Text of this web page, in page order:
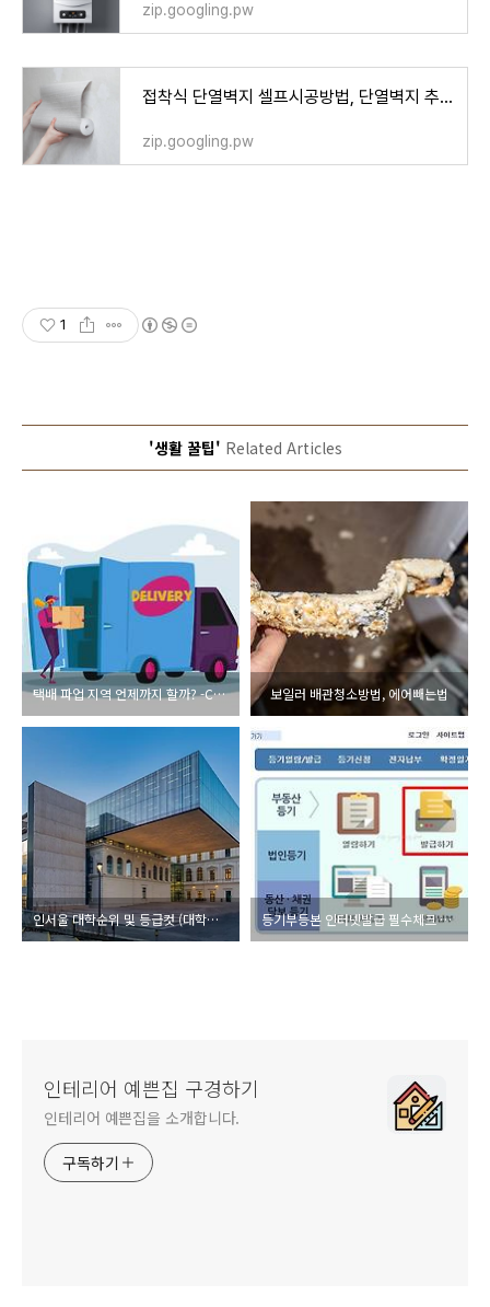
zip.googling.pw
접착식 단열벽지 셀프시공방법, 단열벽지 추천
zip.googling.pw
1
'생활 꿀팁' Related Articles
택배 파업 지역 언제까지 할까? -CJ대한통운 보일러 배관청소방법, 에어빼는법
인서울 대학순위 및 등급컷 (대학교 순위) 등기부등본 인터넷발급 필수체크 사항
인테리어 예쁜집 구경하기
인테리어 예쁜집을 소개합니다.
구독하기